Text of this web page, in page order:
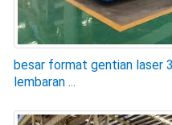
besar format gentian laser
lembaran ...